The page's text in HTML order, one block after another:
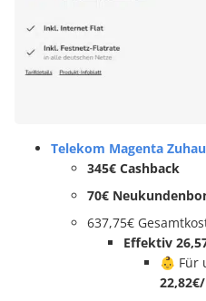
Telekom Magenta
345€ Cashback
70€
637,75€
Effektiv
👶 Für